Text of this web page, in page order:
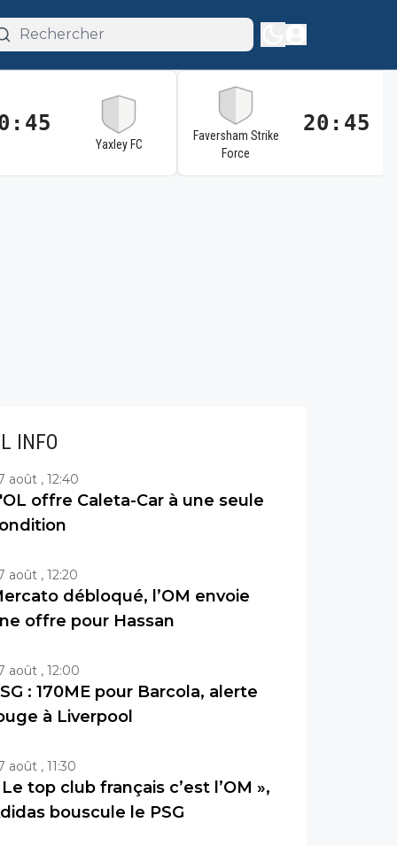
Yaxley FC
Faversham Strike
Force
20:45
INFO
août , 12:40
offre Caleta-Car à une seule
août , 12:20
débloqué, l’OM envoie
offre pour Hassan
août , 12:00
: 170ME pour Barcola, alerte
à Liverpool
août , 11:30
Le top club français c’est l’OM »,
bouscule le PSG